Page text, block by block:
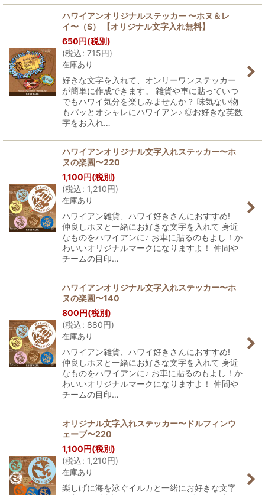
ハワイアンオリジナルステッカー 〜ホヌ＆レ
イ〜（S） 【オリジナル文字入れ無料】
650円(税別)
(税込: 715円)
在庫あり
好きな文字を入れて、オンリーワンステッカー
が簡単に作成できます。 雑貨や車に貼っていつ
でもハワイ気分を楽しみませんか？ 味気ない物
もパッとオシャレにハワイアン♪ ◎お好きな英数
字をお入れ…
ハワイアンオリジナル文字入れステッカー〜ホ
ヌの楽園〜220
1,100円(税別)
(税込: 1,210円)
在庫あり
ハワイアン雑貨、ハワイ好きさんにおすすめ!
仲良しホヌと一緒にお好きな文字を入れて 身近
なものをハワイアンに♪ お車に貼るのもよし！か
わいいオリジナルマークになりますよ！ 仲間や
チームの目印…
ハワイアンオリジナル文字入れステッカー〜ホ
ヌの楽園〜140
800円(税別)
(税込: 880円)
在庫あり
ハワイアン雑貨、ハワイ好きさんにおすすめ!
仲良しホヌと一緒にお好きな文字を入れて 身近
なものをハワイアンに♪ お車に貼るのもよし！か
わいいオリジナルマークになりますよ！ 仲間や
チームの目印…
オリジナル文字入れステッカー〜ドルフィンウ
ェーブ〜220
1,100円(税別)
(税込: 1,210円)
在庫あり
楽しげに海を泳ぐイルカと一緒にお好きな文字